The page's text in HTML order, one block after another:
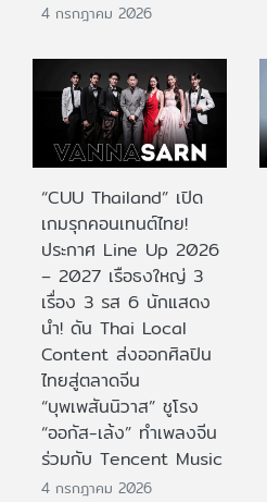
4 กรกฎาคม 2026
“CUU Thailand” เปิด
เกมรุกคอนเทนต์ไทย!
ประกาศ Line Up 2026
– 2027 เรือธงใหญ่ 3
เรื่อง 3 รส 6 นักแสดง
นำ! ดัน Thai Local
Content ส่งออกศิลปิน
ไทยสู่ตลาดจีน
“บุพเพสันนิวาส” ชูโรง
“ออกัส-เล้ง” ทำเพลงจีน
ร่วมกับ Tencent Music
4 กรกฎาคม 2026